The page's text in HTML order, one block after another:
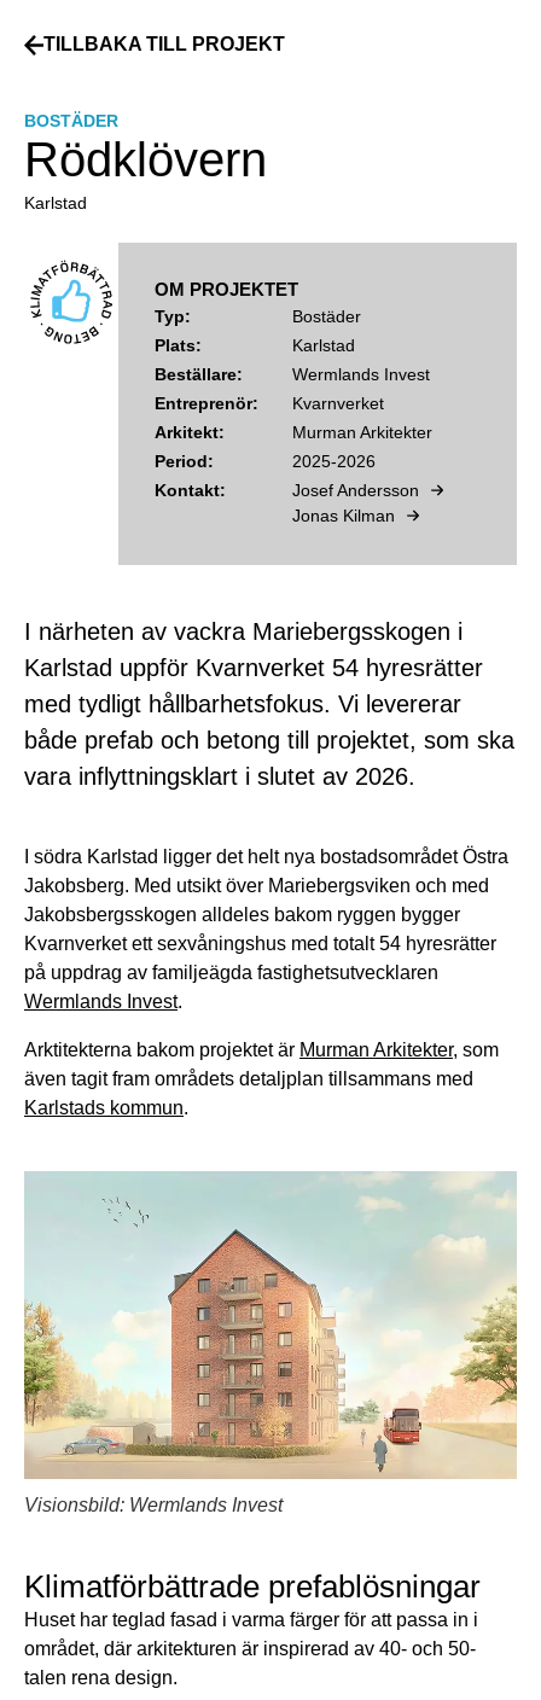
TILLBAKA TILL PROJEKT
BOSTÄDER
Rödklövern
Karlstad
OM PROJEKTET
Typ:
Bostäder
Plats:
Karlstad
Beställare:
Wermlands Invest
Entreprenör:
Kvarnverket
Arkitekt:
Murman Arkitekter
Period:
2025-2026
Kontakt:
Josef Andersson
Jonas Kilman
I närheten av vackra Mariebergsskogen i
Karlstad uppför Kvarnverket 54 hyresrätter
med tydligt hållbarhetsfokus. Vi levererar
både prefab och betong till projektet, som ska
vara inflyttningsklart i slutet av 2026.
I södra Karlstad ligger det helt nya bostadsområdet Östra
Jakobsberg. Med utsikt över Mariebergsviken och med
Jakobsbergsskogen alldeles bakom ryggen bygger
Kvarnverket ett sexvåningshus med totalt 54 hyresrätter
på uppdrag av familjeägda fastighetsutvecklaren
Wermlands Invest.
Arktitekterna bakom projektet är Murman Arkitekter, som
även tagit fram områdets detaljplan tillsammans med
Karlstads kommun.
Visionsbild: Wermlands Invest
Klimatförbättrade prefablösningar
Huset har teglad fasad i varma färger för att passa in i
området, där arkitekturen är inspirerad av 40- och 50-
talen rena design.